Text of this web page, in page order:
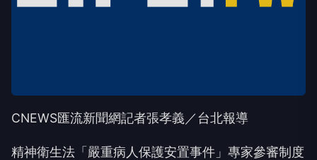
CNEWS匯流新聞網記者張孝義／台北報導
精神衛生法「嚴重病人保護安置事件」專家參審制度